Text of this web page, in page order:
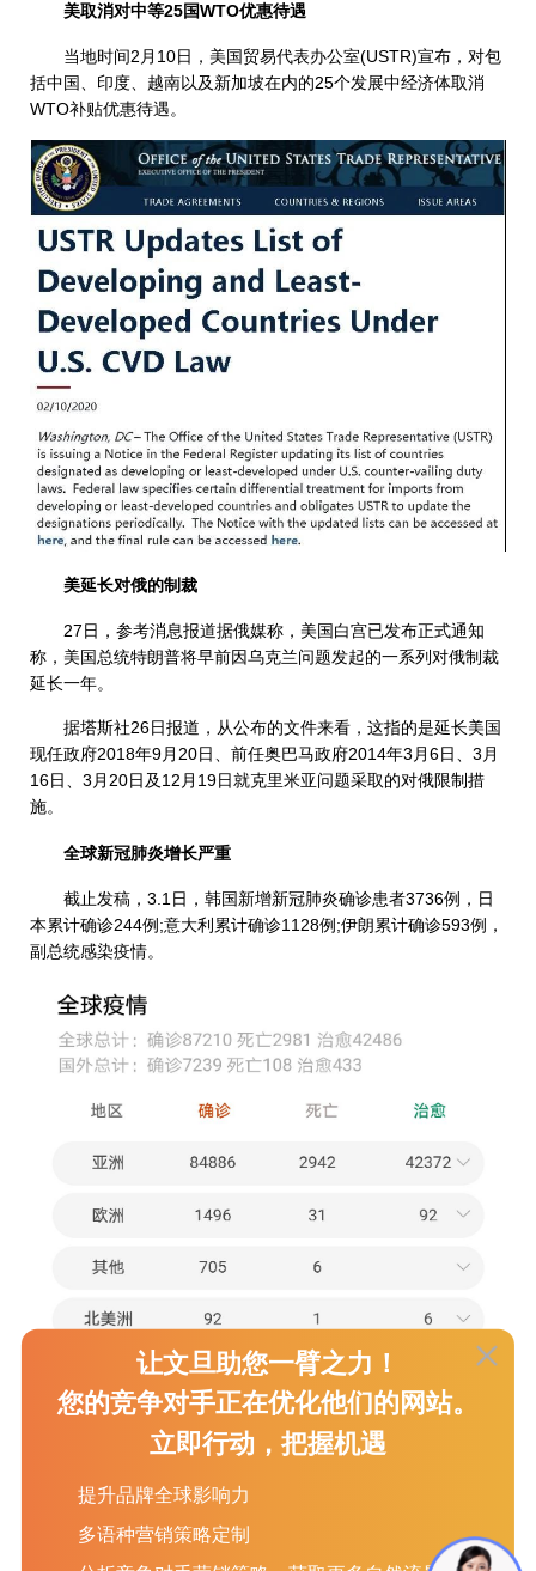
美取消对中等25国WTO优惠待遇
当地时间2月10日，美国贸易代表办公室(USTR)宣布，对包
括中国、印度、越南以及新加坡在内的25个发展中经济体取消
WTO补贴优惠待遇。
美延长对俄的制裁
27日，参考消息报道据俄媒称，美国白宫已发布正式通知
称，美国总统特朗普将早前因乌克兰问题发起的一系列对俄制裁
延长一年。
据塔斯社26日报道，从公布的文件来看，这指的是延长美国
现任政府2018年9月20日、前任奥巴马政府2014年3月6日、3月
16日、3月20日及12月19日就克里米亚问题采取的对俄限制措
施。
全球新冠肺炎增长严重
截止发稿，3.1日，韩国新增新冠肺炎确诊患者3736例，日
本累计确诊244例;意大利累计确诊1128例;伊朗累计确诊593例，
副总统感染疫情。
世卫呼吁取消对华限制措施
让文旦助您一臂之力！
您的竞争对手正在优化他们的网站。
立即行动，把握机遇
提升品牌全球影响力
多语种营销策略定制